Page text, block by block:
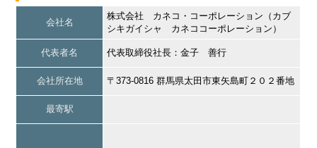
会社名
株式会社 カネコ・コーポレーション（カブ
シキガイシャ カネココーポレーション）
代表者名 代表取締役社長：金子 善行
会社所在地 〒373-0816 群馬県太田市東矢島町２０２番地
最寄駅